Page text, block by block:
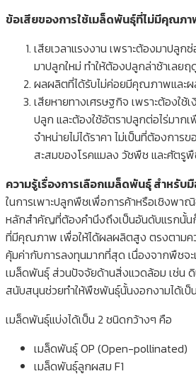
ข้อเสียของการใช้เมล็ดพันธุ์ที่ไม่มีคุณภ
เสียเวลาแรงงาน เพราะต้องมาปลูก
มาปลูกใหม่ ทำให้ต้องปลูกล่าช้าเลยฤ
ผลผลิตที่ได้รับไม่ค่อยมีคุณภาพและ
เสียหายทางเศรษฐกิจ เพราะต้องใช้
ปลูก และต้องใช้อัตราปลูกต่อไร่มาก
จำหน่ายไม่ได้ราคา ไม่เป็นที่ต้องการ
สะสมของโรคแมลง วัชพืช และศัตรู
ความรู้เรื่องการเลือกเมล็ดพันธุ์ สำหรับ
ในการเพาะปลูกพืชเพื่อการค้าหรือเชิงพา
หลักสำคัญที่ต้องคำนึงถึงเป็นอันดับแรกนั้
ที่มีคุณภาพ เพื่อให้ได้ผลผลิตสูง ตรงตามค
คุ้มค่ากับการลงทุนมากที่สุด เนื่องจากพืชจ
เมล็ดพันธุ์ ส่วนปัจจัยด้านสิ่งแวดล้อม เช่น ดิ
สนับสนุนช่วยทำให้พืชพันธุ์นั้นงอกงามได้เป็
เมล็ดพันธุ์แบ่งได้เป็น 2 ชนิดกว้างๆ คือ
เมล็ดพันธุ์ OP (Open-pollinated)
เมล็ดพันธุ์ลูกผสม F1